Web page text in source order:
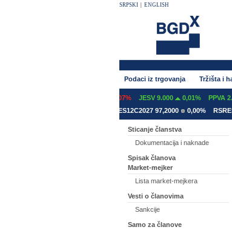
SRPSKI ENGLISH
Podaci iz trgovanja Tržišta i
-0,07% JESV 9.000 0,01% PPVA
RSRES12C2027 97,2000 0,00%
Sticanje članstva
Dokumentacija i naknade
Spisak članova
Market-mejker
Lista market-mejkera
Vesti o članovima
Sankcije
Samo za članove